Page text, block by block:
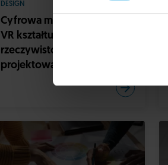
DESIGN
Cyfrowa moda i sztuka – jak
VR kształtuje nową
rzeczywistość
projektowania?